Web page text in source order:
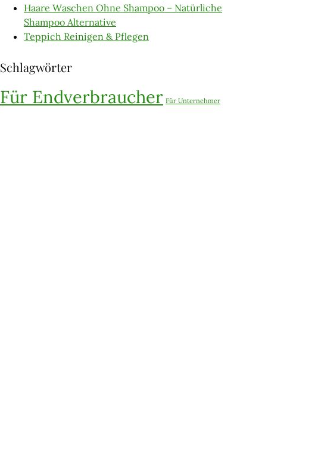
Haare Waschen Ohne Shampoo – Natürliche
Shampoo Alternative
Teppich Reinigen & Pflegen
Schlagwörter
Für Endverbraucher Für Unternehmer